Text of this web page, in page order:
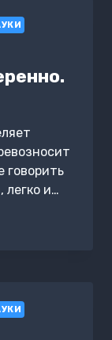
говорить
легко и…